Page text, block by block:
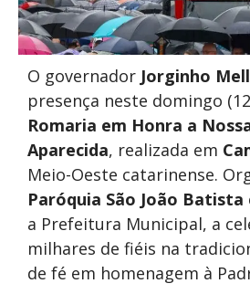
O governador Jorginho
presença neste domingo
Romaria em Honra a
Aparecida, realizada em
Meio-Oeste catarinense.
Paróquia São João Batista
a Prefeitura Municipal, a
milhares de fiéis na
de fé em homenagem à